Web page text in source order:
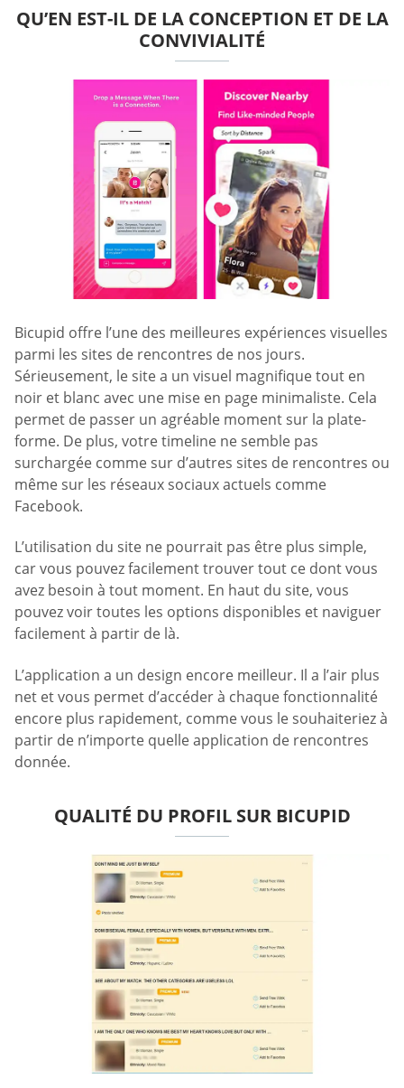
QU’EN EST-IL DE LA CONCEPTION ET DE LA
CONVIVIALITÉ
Bicupid offre l’une des meilleures expériences visuelles
parmi les sites de rencontres de nos jours.
Sérieusement, le site a un visuel magnifique tout en
noir et blanc avec une mise en page minimaliste. Cela
permet de passer un agréable moment sur la plate-
forme. De plus, votre timeline ne semble pas
surchargée comme sur d’autres sites de rencontres ou
même sur les réseaux sociaux actuels comme
Facebook.
L’utilisation du site ne pourrait pas être plus simple,
car vous pouvez facilement trouver tout ce dont vous
avez besoin à tout moment. En haut du site, vous
pouvez voir toutes les options disponibles et naviguer
facilement à partir de là.
L’application a un design encore meilleur. Il a l’air plus
net et vous permet d’accéder à chaque fonctionnalité
encore plus rapidement, comme vous le souhaiteriez à
partir de n’importe quelle application de rencontres
donnée.
QUALITÉ DU PROFIL SUR BICUPID